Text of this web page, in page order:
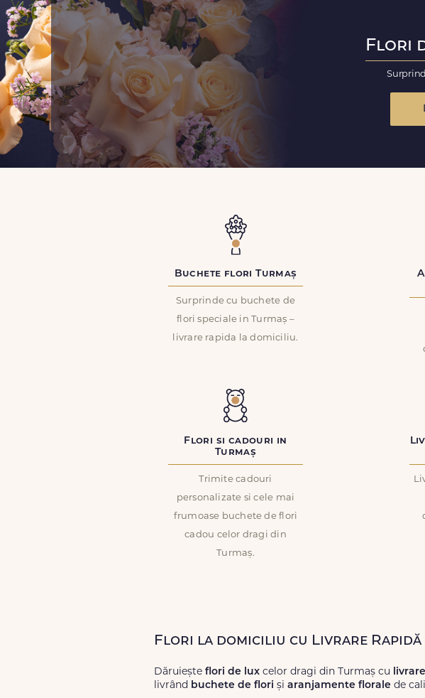
Flori
Buchete flori Turmaș
Surprinde cu buchete de
flori speciale in Turmaș –
livrare rapida la domiciliu.
Flori si cadouri in
Turmaș
Trimite cadouri
personalizate si cele mai
frumoase buchete de flori
cadou celor dragi din
Turmaș.
Flori la domiciliu cu Livrare
Dăruiește flori de lux celor dragi din Turmaș cu
livrând buchete de flori și aranjamente florale de